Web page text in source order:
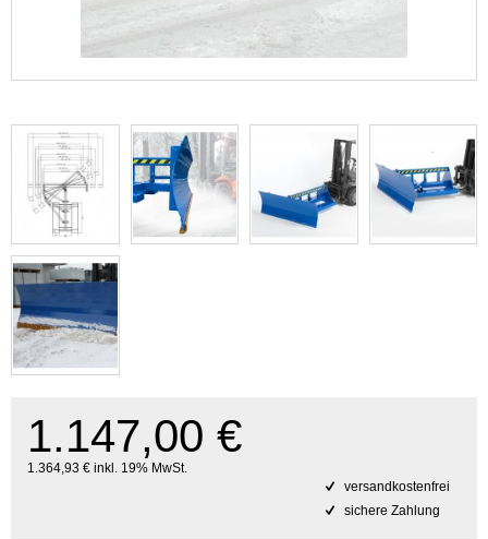
1.147,00 €
1.364,93 € inkl. 19% MwSt.
versandkostenfrei
sichere Zahlung